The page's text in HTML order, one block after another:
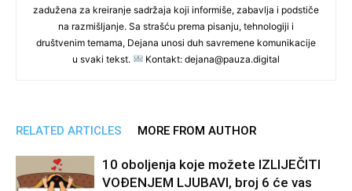
zadužena za kreiranje sadržaja koji informiše, zabavlja i podstiče
na razmišljanje. Sa strašću prema pisanju, tehnologiji i
društvenim temama, Dejana unosi duh savremene komunikacije
u svaki tekst.
Kontakt: dejana@pauza.digital
RELATED ARTICLES MORE FROM AUTHOR
10 oboljenja koje možete IZLIJEČITI
VOĐENJEM LJUBAVI, broj 6 će vas